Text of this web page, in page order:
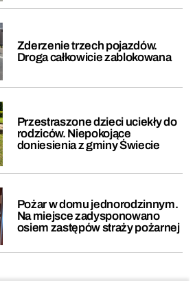
Zderzenie trzech pojazdów.
Droga całkowicie zablokowana
Przestraszone dzieci uciekły do
rodziców. Niepokojące
doniesienia z gminy Świecie
Pożar w domu jednorodzinnym.
Na miejsce zadysponowano
osiem zastępów straży pożarnej